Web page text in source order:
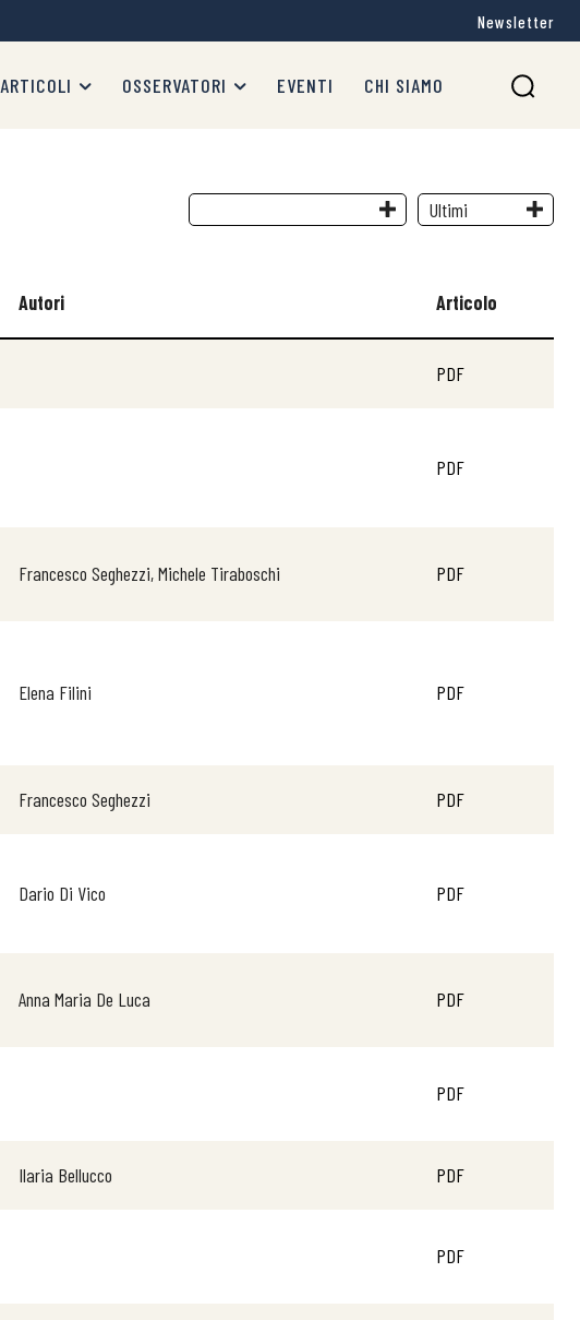
Newsletter
ARTICOLI OSSERVATORI EVENTI CHI SIAMO
Autori Articolo
PDF
PDF
Francesco Seghezzi, Michele Tiraboschi PDF
Elena Filini PDF
Francesco Seghezzi PDF
Dario Di Vico PDF
Anna Maria De Luca PDF
PDF
Ilaria Bellucco PDF
PDF